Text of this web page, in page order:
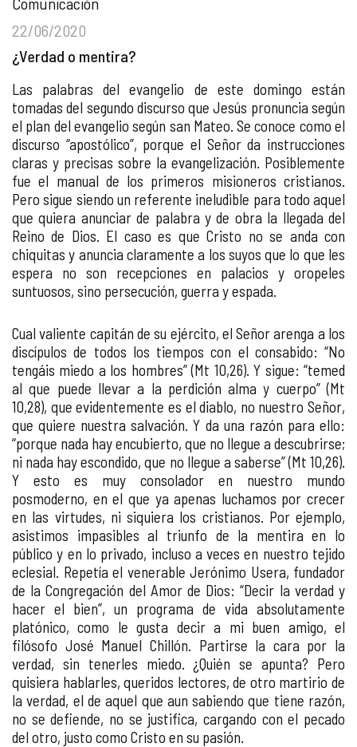
22/06/2020
¿Verdad o mentira?
Las palabras del evangelio de este domingo están
tomadas del segundo discurso que Jesús pronuncia según
el plan del evangelio según san Mateo. Se conoce como el
discurso “apostólico”, porque el Señor da instrucciones
claras y precisas sobre la evangelización. Posiblemente
fue el manual de los primeros misioneros cristianos.
Pero sigue siendo un referente ineludible para todo aquel
que quiera anunciar de palabra y de obra la llegada del
Reino de Dios. El caso es que Cristo no se anda con
chiquitas y anuncia claramente a los suyos que lo que les
espera no son recepciones en palacios y oropeles
suntuosos, sino persecución, guerra y espada.
Cual valiente capitán de su ejército, el Señor arenga a los
discípulos de todos los tiempos con el consabido: “No
tengáis miedo a los hombres” (Mt 10,26). Y sigue: “temed
al que puede llevar a la perdición alma y cuerpo” (Mt
10,28), que evidentemente es el diablo, no nuestro Señor,
que quiere nuestra salvación. Y da una razón para ello:
“porque nada hay encubierto, que no llegue a descubrirse;
ni nada hay escondido, que no llegue a saberse” (Mt 10,26).
Y esto es muy consolador en nuestro mundo
posmoderno, en el que ya apenas luchamos por crecer
en las virtudes, ni siquiera los cristianos. Por ejemplo,
asistimos impasibles al triunfo de la mentira en lo
público y en lo privado, incluso a veces en nuestro tejido
eclesial. Repetía el venerable Jerónimo Usera, fundador
de la Congregación del Amor de Dios: “Decir la verdad y
hacer el bien”, un programa de vida absolutamente
platónico, como le gusta decir a mi buen amigo, el
filósofo José Manuel Chillón. Partirse la cara por la
verdad, sin tenerles miedo. ¿Quién se apunta? Pero
quisiera hablarles, queridos lectores, de otro martirio de
la verdad, el de aquel que aun sabiendo que tiene razón,
no se defiende, no se justifica, cargando con el pecado
del otro, justo como Cristo en su pasión.